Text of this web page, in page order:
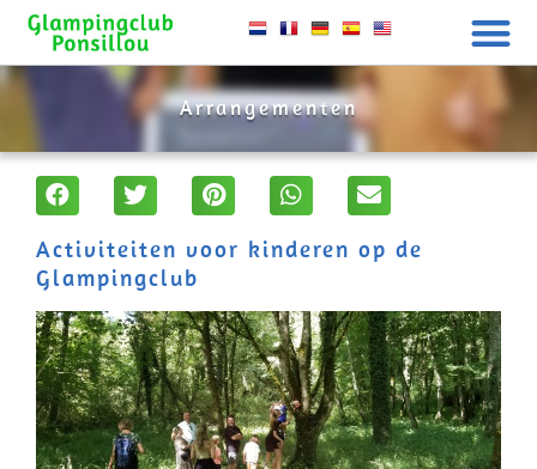
Arrangementen
Activiteiten voor kinderen op de
Glampingclub